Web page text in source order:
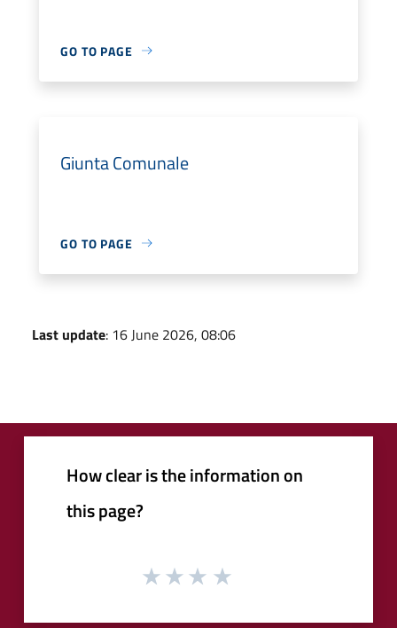
GO TO PAGE
Giunta Comunale
GO TO PAGE
Last update: 16 June 2026, 08:06
How clear is the information on
this page?